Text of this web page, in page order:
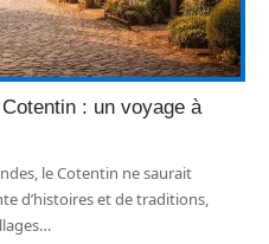
: un voyage à
le Cotentin ne saurait
d’histoires et de traditions,
…